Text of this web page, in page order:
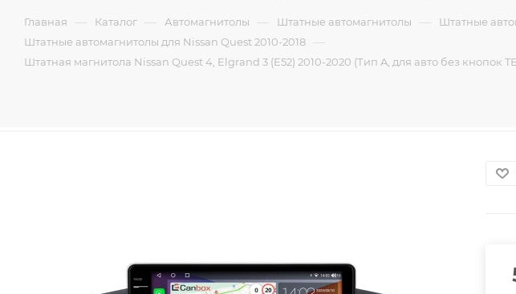
Главная — Каталог — Автомагнитолы — Штатные автомагнитолы — Штатные
Штатные автомагнитолы для Nissan Quest 2010-2018 —
Штатная магнитола Nissan Quest 4, Elgrand 3 (E52) 2010-2020 (Тип A, для авто без кнопок